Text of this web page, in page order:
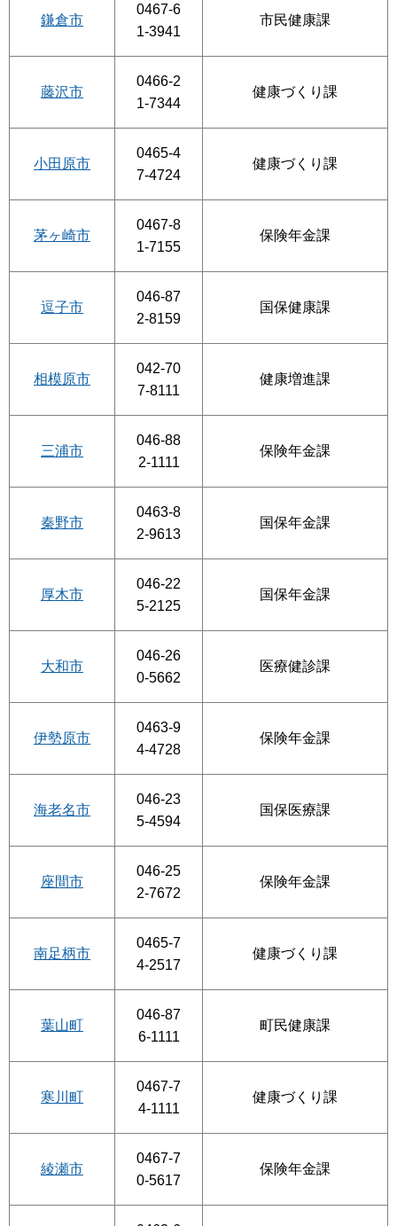
鎌倉市
0467-6
1-3941
市民健康課
藤沢市
0466-2
1-7344
健康づくり課
小田原市
0465-4
7-4724
健康づくり課
茅ヶ崎市
0467-8
1-7155
保険年金課
逗子市
046-87
2-8159
国保健康課
相模原市
042-70
7-8111
健康増進課
三浦市
046-88
2-1111
保険年金課
秦野市
0463-8
2-9613
国保年金課
厚木市
046-22
5-2125
国保年金課
大和市
046-26
0-5662
医療健診課
伊勢原市
0463-9
4-4728
保険年金課
海老名市
046-23
5-4594
国保医療課
座間市
046-25
2-7672
保険年金課
南足柄市
0465-7
4-2517
健康づくり課
葉山町
046-87
6-1111
町民健康課
寒川町
0467-7
4-1111
健康づくり課
綾瀬市
0467-7
0-5617
保険年金課